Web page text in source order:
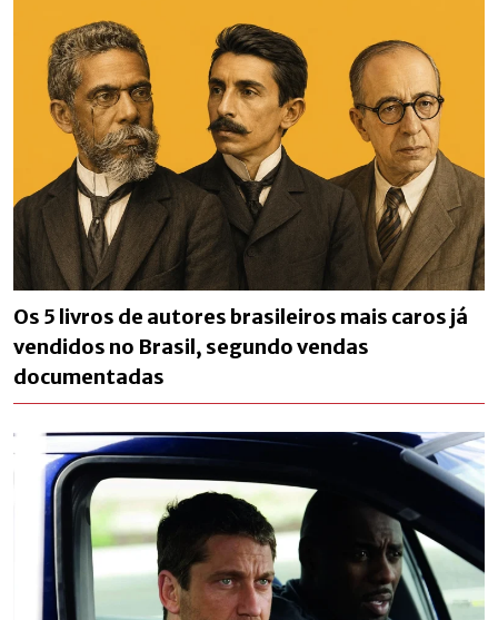
Os 5 livros de autores brasileiros mais caros já
vendidos no Brasil, segundo vendas
documentadas